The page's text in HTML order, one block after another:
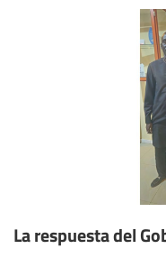
La respuesta del